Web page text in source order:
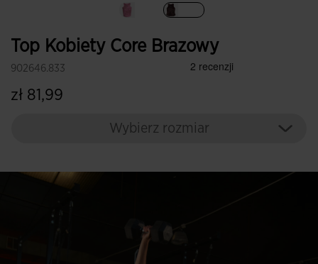
Top Kobiety Core Brazowy
902646.833
zł 81,99
Wybierz rozmiar